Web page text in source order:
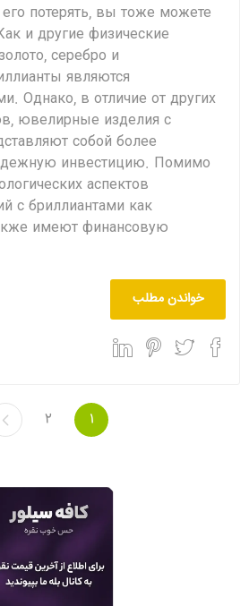
потерять, вы тоже можете
и другие физические
серебро и
являются
Однако, в отличие от других
ювелирные изделия с
собой более
инвестицию. Помимо
аспектов
с бриллиантами как
имеют финансовую
خواندن مطلب
1
2